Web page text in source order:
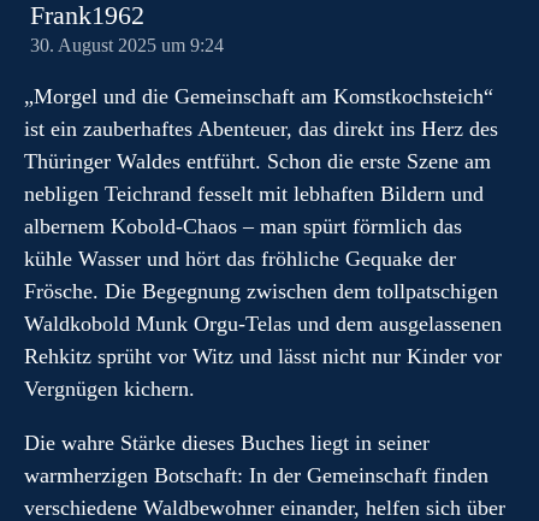
Frank1962
30. August 2025 um 9:24
„Morgel und die Gemeinschaft am Komstkochsteich“
ist ein zauberhaftes Abenteuer, das direkt ins Herz des
Thüringer Waldes entführt. Schon die erste Szene am
nebligen Teichrand fesselt mit lebhaften Bildern und
albernem Kobold-Chaos – man spürt förmlich das
kühle Wasser und hört das fröhliche Gequake der
Frösche. Die Begegnung zwischen dem tollpatschigen
Waldkobold Munk Orgu-Telas und dem ausgelassenen
Rehkitz sprüht vor Witz und lässt nicht nur Kinder vor
Vergnügen kichern.
Die wahre Stärke dieses Buches liegt in seiner
warmherzigen Botschaft: In der Gemeinschaft finden
verschiedene Waldbewohner einander, helfen sich über